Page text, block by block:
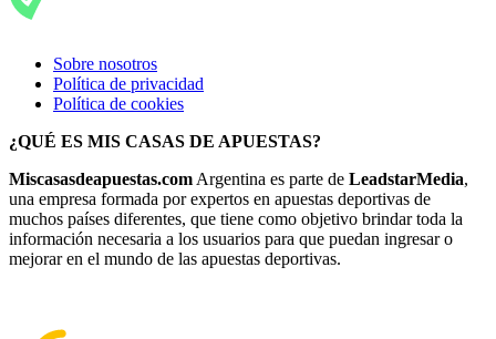
Sobre nosotros
Política de privacidad
Política de cookies
¿QUÉ ES MIS CASAS DE APUESTAS?
Miscasasdeapuestas.com Argentina es parte de LeadstarMedia,
una empresa formada por expertos en apuestas deportivas de
muchos países diferentes, que tiene como objetivo brindar toda la
información necesaria a los usuarios para que puedan ingresar o
mejorar en el mundo de las apuestas deportivas.